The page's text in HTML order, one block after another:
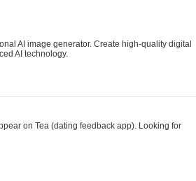
AI image generator. Create high-quality digital
AI technology.
on Tea (dating feedback app). Looking for